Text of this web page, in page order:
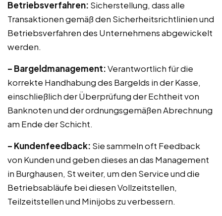
Betriebsverfahren: Sicherstellung, dass alle
Transaktionen gemäß den Sicherheitsrichtlinien und
Betriebsverfahren des Unternehmens abgewickelt
werden.
– Bargeldmanagement:Verantwortlich für die
korrekte Handhabung des Bargelds in der Kasse,
einschließlich der Überprüfung der Echtheit von
Banknoten und der ordnungsgemäßen Abrechnung
am Ende der Schicht.
– Kundenfeedback: Sie sammeln oft Feedback
von Kunden und geben dieses an das Management
in Burghausen, St weiter, um den Service und die
Betriebsabläufe bei diesen Vollzeitstellen,
Teilzeitstellen und Minijobs zu verbessern.